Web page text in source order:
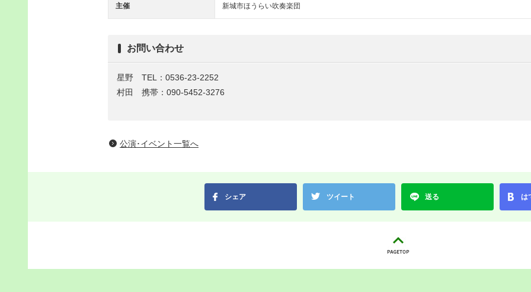
主催 新城市ほうらい吹奏楽団
お問い合わせ
星野 TEL：0536-23-2252
村田 携帯：090-5452-3276
公演･イベント一覧へ
シェア ツイート 送る は